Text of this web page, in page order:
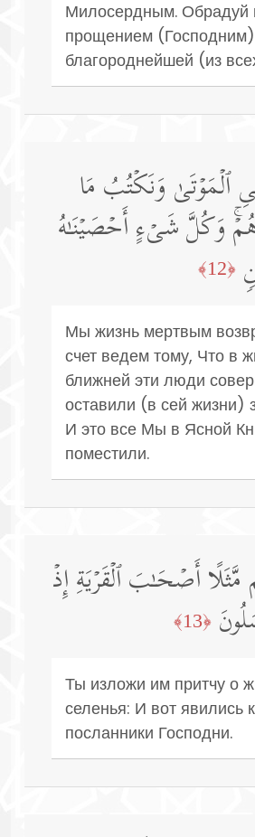
Милосердным. Обрадуй
прощением
благороднейшей (из
ٱلۡمَوۡتَىٰ وَنَكۡتُبُ مَا
وَكُلَّ شَیۡءٍ أَحۡصَیۡنَـٰهُ
﴿12﴾
Мы жизнь мертвым
счет ведем тому, Что в
ближней эти люди
оставили (в сей жизни)
И это все Мы в Ясной
поместили.
أَصۡحَـٰبَ ٱلۡقَرۡیَةِ إِذۡ
﴿13﴾
Ты изложи им притчу о
селенья: И вот явились
посланники Господни.